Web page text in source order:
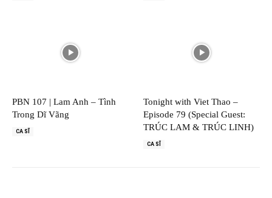
PBN 107 | Lam Anh – Tình
Trong Dĩ Vãng
CA SĨ
Tonight with Viet Thao –
Episode 79 (Special Guest:
TRÚC LAM & TRÚC LINH)
CA SĨ